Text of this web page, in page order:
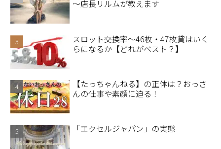
～店長リルムが教えます
スロット交換率～46枚・47枚貸はいく
らになるか【どれがベスト？】
【たっちゃんねる】の正体は？おっさ
んの仕事や素顔に迫る！
「エクセルジャパン」の実態